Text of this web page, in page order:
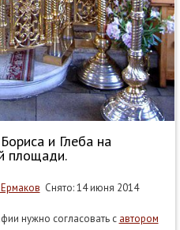
и Глеба на
площади.
Снято: 14 июня 2014
нужно согласовать с автором